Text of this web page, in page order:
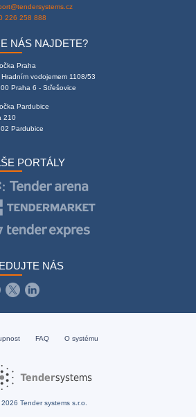
226 258 888
NÁS NAJDETE?
Praha
Hradním vodojemem 1108/53
Praha 6 - Střešovice
Pardubice
210
Pardubice
PORTÁLY
NÁS
FAQ O systému
Tender systems s.r.o.